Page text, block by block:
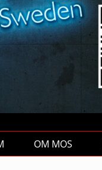
OM MOS